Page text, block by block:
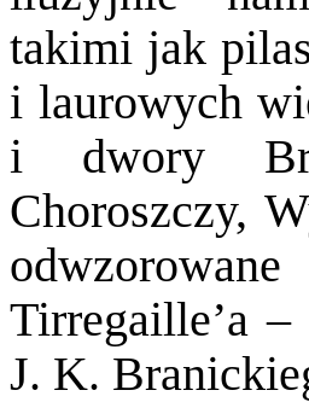
takimi jak
i laurowych
i dwory
Choroszczy,
Tirregaille’a
J. K.